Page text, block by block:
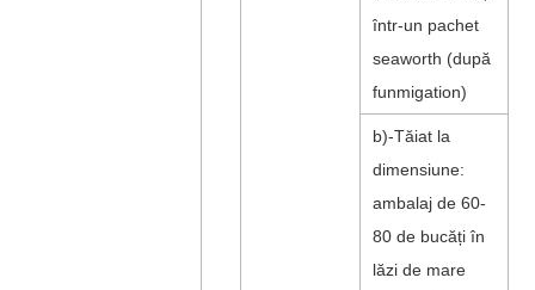
într-un pachet
seaworth (după
funmigation)
b)-Tăiat la
dimensiune:
ambalaj de 60-
80 de bucăți în
lăzi de mare